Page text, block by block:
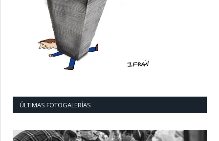
ÚLTIMAS FOTOGALERÍAS